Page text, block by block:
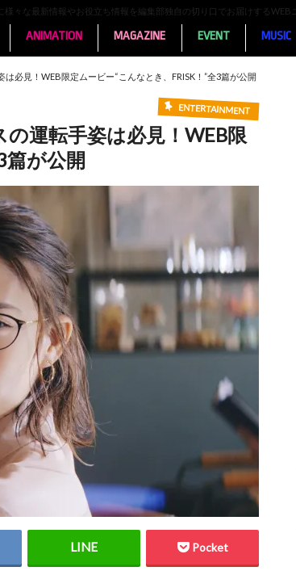
々な最新情報やお役立ち情報を編集部独自の切り口でお届けするWEB
ANIMATION MAGAZINE EVENT MUSIC
必見！WEB限定ムービー“こんなとき、FRISK！”全3篇が公開
ENTERTAINMENT
運転手姿は必見！WEB限
篇が公開
Pocket